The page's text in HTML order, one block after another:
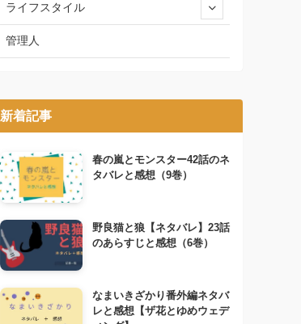
ライフスタイル
管理人
新着記事
春の嵐とモンスター42話のネ
タバレと感想（9巻）
野良猫と狼【ネタバレ】23話
のあらすじと感想（6巻）
なまいきざかり番外編ネタバ
レと感想【ザ花とゆめウェデ